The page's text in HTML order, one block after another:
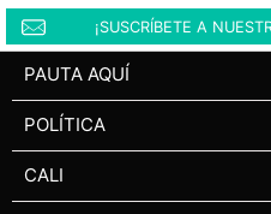
¡SUSCRÍBETE A
PAUTA AQUÍ
POLÍTICA
CALI